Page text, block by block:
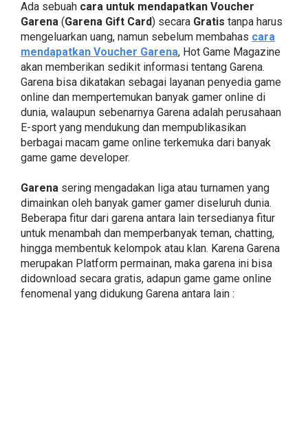
Ada sebuah cara untuk mendapatkan Voucher
Garena (Garena Gift Card) secara Gratis tanpa harus
mengeluarkan uang, namun sebelum membahas cara
mendapatkan Voucher Garena, Hot Game Magazine
akan memberikan sedikit informasi tentang Garena.
Garena bisa dikatakan sebagai layanan penyedia game
online dan mempertemukan banyak gamer online di
dunia, walaupun sebenarnya Garena adalah perusahaan
E-sport yang mendukung dan mempublikasikan
berbagai macam game online terkemuka dari banyak
game game developer.
Garena sering mengadakan liga atau turnamen yang
dimainkan oleh banyak gamer gamer diseluruh dunia.
Beberapa fitur dari garena antara lain tersedianya fitur
untuk menambah dan memperbanyak teman, chatting,
hingga membentuk kelompok atau klan. Karena Garena
merupakan Platform permainan, maka garena ini bisa
didownload secara gratis, adapun game game online
fenomenal yang didukung Garena antara lain :